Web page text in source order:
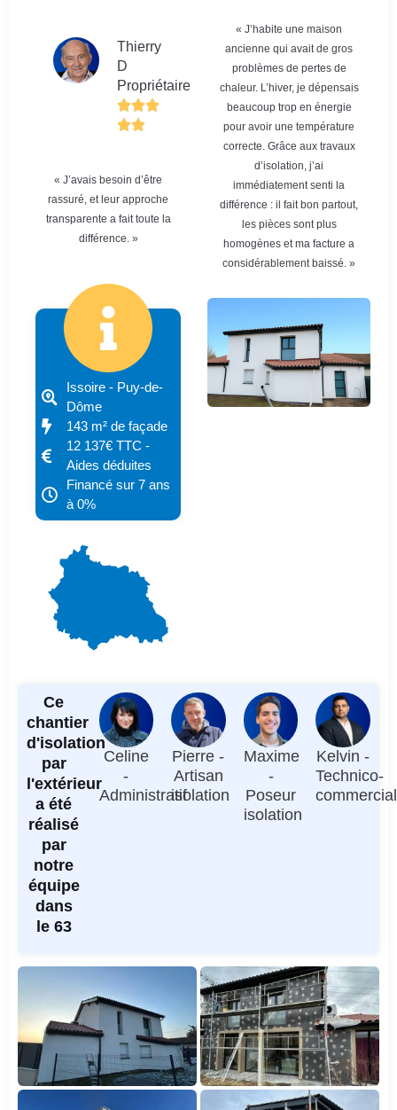
Thierry
D
Propriétaire
« J’avais besoin d’être
rassuré, et leur approche
transparente a fait toute la
différence. »
Issoire - Puy-de-
Dôme
143 m² de façade
12 137€ TTC -
Aides déduites
Financé sur 7 ans
à 0%
« J’habite une maison
ancienne qui avait de gros
problèmes de pertes de
chaleur. L’hiver, je dépensais
beaucoup trop en énergie
pour avoir une température
correcte. Grâce aux travaux
d’isolation, j’ai
immédiatement senti la
différence : il fait bon partout,
les pièces sont plus
homogènes et ma facture a
considérablement baissé. »
Ce
chantier
d'isolation
par
l'extérieur
a été
réalisé
par
notre
équipe
dans
le 63
Celine
-
Administratif
Pierre -
Artisan
isolation
Maxime
-
Poseur
isolation
Kelvin -
Technico-
commercial